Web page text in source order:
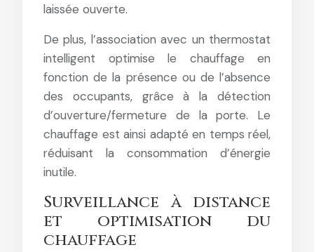
laissée ouverte.
De plus, l’association avec un thermostat
intelligent optimise le chauffage en
fonction de la présence ou de l’absence
des occupants, grâce à la détection
d’ouverture/fermeture de la porte. Le
chauffage est ainsi adapté en temps réel,
réduisant la consommation d’énergie
inutile.
Surveillance à distance
et optimisation du
chauffage